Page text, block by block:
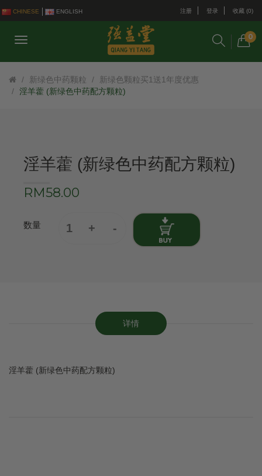
CHINESE ENGLISH 注册 登录 收藏 (0)
0
新绿色中药颗粒
新绿色颗粒买1送1年度优惠
淫羊藿 (新绿色中药配方颗粒)
淫羊藿 (新绿色中药配方颗粒)
RM58.00
数量
详情
淫羊藿 (新绿色中药配方颗粒)